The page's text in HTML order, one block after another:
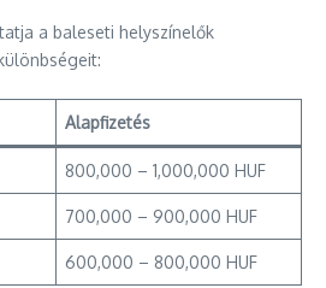
a baleseti helyszínelők
Alapfizetés
800,000 – 1,000,000 HUF
700,000 – 900,000 HUF
600,000 – 800,000 HUF